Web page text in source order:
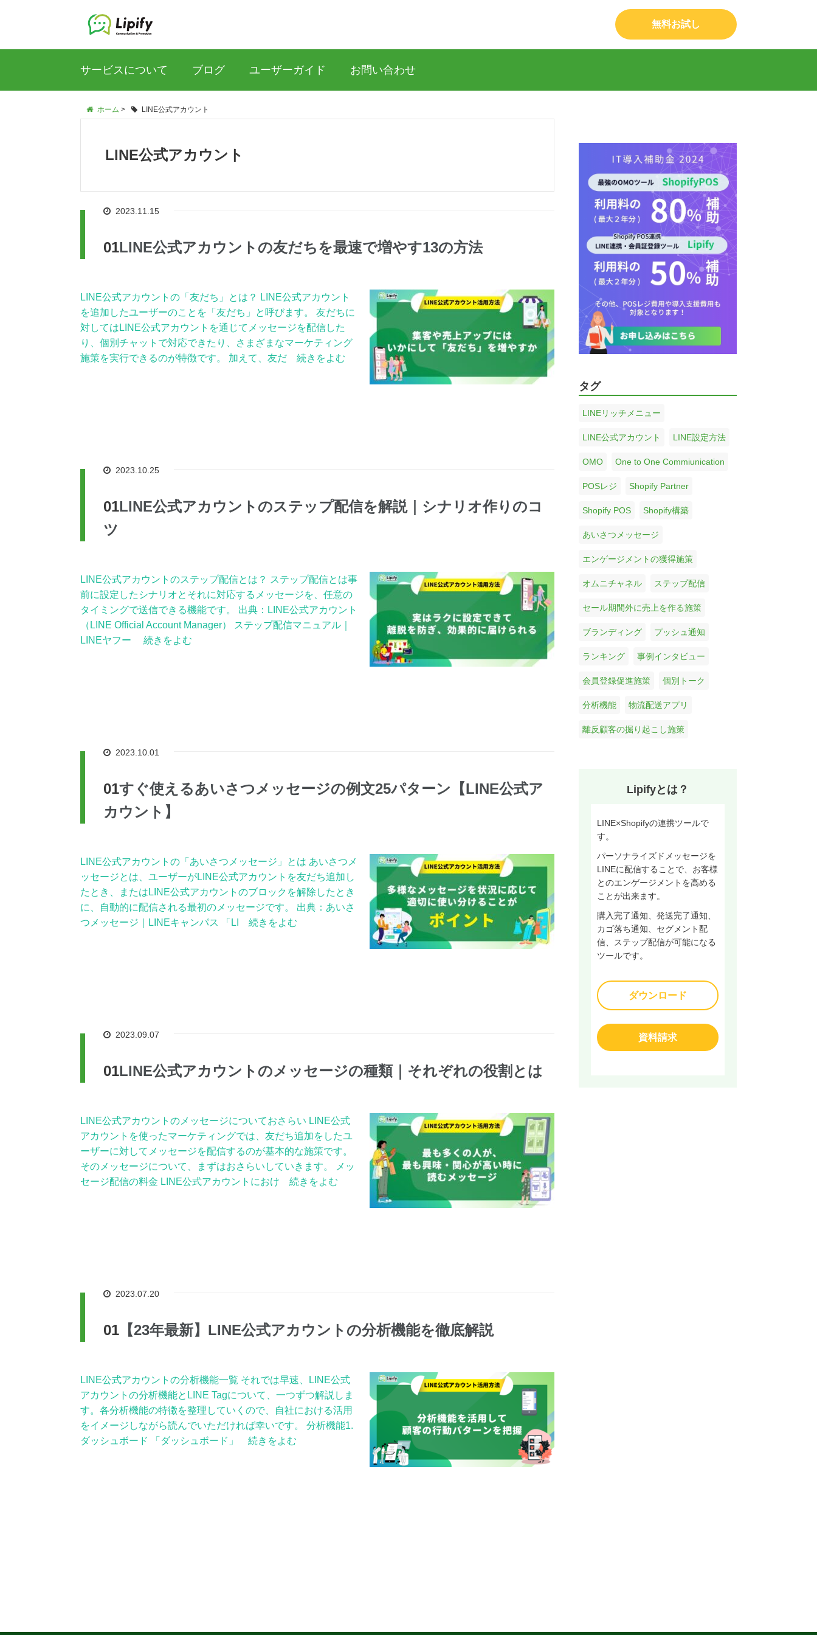
無料お試し
サービスについて ブログ ユーザーガイド お問い合わせ
ホーム > LINE公式アカウント
LINE公式アカウント
2023.11.15
LINE公式アカウントの友だちを最速で増やす13の方法
LINE公式アカウントの「友だち」とは？ LINE公式アカウント
を追加したユーザーのことを「友だち」と呼びます。 友だちに
対してはLINE公式アカウントを通じてメッセージを配信した
り、個別チャットで対応できたり、さまざまなマーケティング
施策を実行できるのが特徴です。 加えて、友だ 続きをよむ
2023.10.25
LINE公式アカウントのステップ配信を解説｜シナリオ作りのコ
ツ
LINE公式アカウントのステップ配信とは？ ステップ配信とは事
前に設定したシナリオとそれに対応するメッセージを、任意の
タイミングで送信できる機能です。 出典：LINE公式アカウント
（LINE Official Account Manager） ステップ配信マニュアル｜
LINEヤフー 続きをよむ
2023.10.01
すぐ使えるあいさつメッセージの例文25パターン【LINE公式ア
カウント】
LINE公式アカウントの「あいさつメッセージ」とは あいさつメ
ッセージとは、ユーザーがLINE公式アカウントを友だち追加し
たとき、またはLINE公式アカウントのブロックを解除したとき
に、自動的に配信される最初のメッセージです。 出典：あいさ
つメッセージ｜LINEキャンパス 「LI 続きをよむ
2023.09.07
LINE公式アカウントのメッセージの種類｜それぞれの役割とは
LINE公式アカウントのメッセージについておさらい LINE公式
アカウントを使ったマーケティングでは、友だち追加をしたユ
ーザーに対してメッセージを配信するのが基本的な施策です。
そのメッセージについて、まずはおさらいしていきます。 メッ
セージ配信の料金 LINE公式アカウントにおけ 続きをよむ
2023.07.20
【23年最新】LINE公式アカウントの分析機能を徹底解説
LINE公式アカウントの分析機能一覧 それでは早速、LINE公式
アカウントの分析機能とLINE Tagについて、一つずつ解説しま
す。各分析機能の特徴を整理していくので、自社における活用
をイメージしながら読んでいただければ幸いです。 分析機能1.
ダッシュボード 「ダッシュボード」 続きをよむ
タグ
LINEリッチメニュー
LINE公式アカウント LINE設定方法
OMO One to One Commiunication
POSレジ Shopify Partner
Shopify POS Shopify構築
あいさつメッセージ
エンゲージメントの獲得施策
オムニチャネル ステップ配信
セール期間外に売上を作る施策
ブランディング プッシュ通知
ランキング 事例インタビュー
会員登録促進施策 個別トーク
分析機能 物流配送アプリ
離反顧客の掘り起こし施策
Lipifyとは？
LINE×Shopifyの連携ツールで
す。
パーソナライズドメッセージを
LINEに配信することで、お客様
とのエンゲージメントを高める
ことが出来ます。
購入完了通知、発送完了通知、
カゴ落ち通知、セグメント配
信、ステップ配信が可能になる
ツールです。
ダウンロード
資料請求